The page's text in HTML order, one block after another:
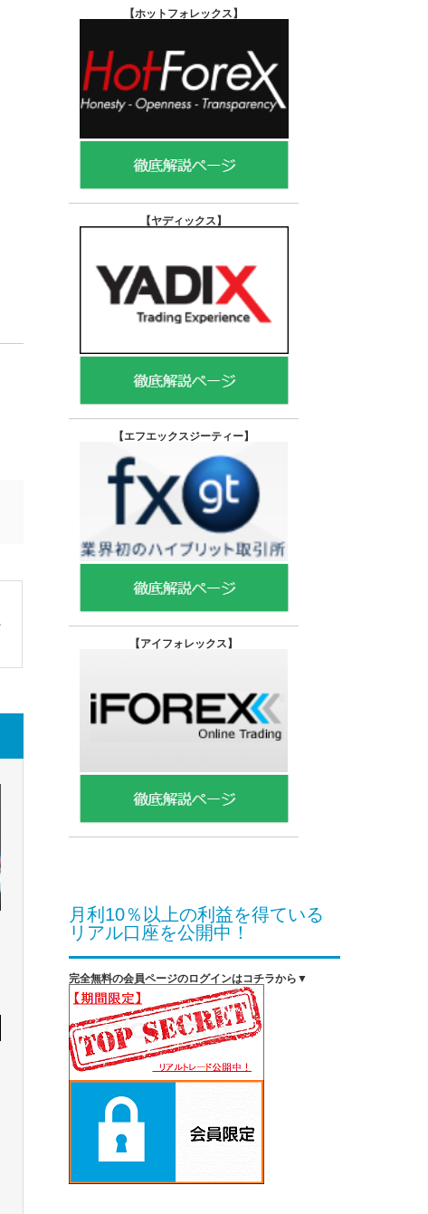
【ホットフォレックス 】
【ヤディックス 】
【エフエックスジーティー】
【アイフォレックス】
月利10％以上の利益を得ている
リアル口座を公開中！
完全無料の会員ページのログインはコチラから▼